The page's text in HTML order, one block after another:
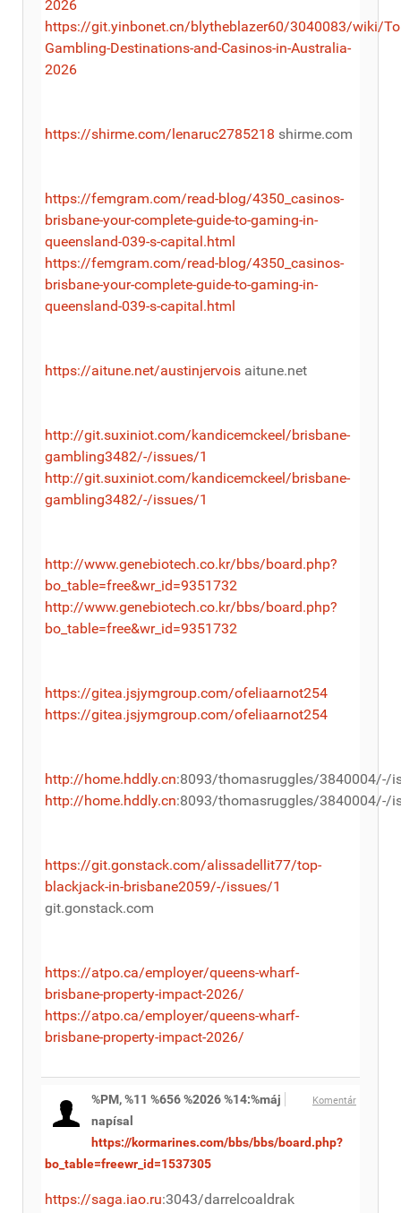
2026
https://git.yinbonet.cn/blytheblazer60/3040083/wiki/
Gambling-Destinations-and-Casinos-in-Australia-
2026
https://shirme.com/lenaruc2785218 shirme.com
https://femgram.com/read-blog/4350_casinos-
brisbane-your-complete-guide-to-gaming-in-
queensland-039-s-capital.html
https://femgram.com/read-blog/4350_casinos-
brisbane-your-complete-guide-to-gaming-in-
queensland-039-s-capital.html
https://aitune.net/austinjervois aitune.net
http://git.suxiniot.com/kandicemckeel/brisbane-
gambling3482/-/issues/1
http://git.suxiniot.com/kandicemckeel/brisbane-
gambling3482/-/issues/1
http://www.genebiotech.co.kr/bbs/board.php?
bo_table=free&wr_id=9351732
http://www.genebiotech.co.kr/bbs/board.php?
bo_table=free&wr_id=9351732
https://gitea.jsjymgroup.com/ofeliaarnot254
https://gitea.jsjymgroup.com/ofeliaarnot254
http://home.hddly.cn:8093/thomasruggles/3840004/-/
http://home.hddly.cn:8093/thomasruggles/3840004/-/
https://git.gonstack.com/alissadellit77/top-
blackjack-in-brisbane2059/-/issues/1
git.gonstack.com
https://atpo.ca/employer/queens-wharf-
brisbane-property-impact-2026/
https://atpo.ca/employer/queens-wharf-
brisbane-property-impact-2026/
Komentár
%PM, %11 %656 %2026 %14:%máj
napísal
https://kormarines.com/bbs/bbs/board.php?
bo_table=freewr_id=1537305
https://saga.iao.ru:3043/darrelcoaldrak